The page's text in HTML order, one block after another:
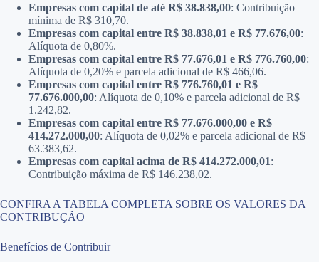
Empresas com capital de até R$ 38.838,00: Contribuição
mínima de R$ 310,70.
Empresas com capital entre R$ 38.838,01 e R$ 77.676,00:
Alíquota de 0,80%.
Empresas com capital entre R$ 77.676,01 e R$ 776.760,00:
Alíquota de 0,20% e parcela adicional de R$ 466,06.
Empresas com capital entre R$ 776.760,01 e R$
77.676.000,00: Alíquota de 0,10% e parcela adicional de R$
1.242,82.
Empresas com capital entre R$ 77.676.000,00 e R$
414.272.000,00: Alíquota de 0,02% e parcela adicional de R$
63.383,62.
Empresas com capital acima de R$ 414.272.000,01:
Contribuição máxima de R$ 146.238,02​.
CONFIRA A TABELA COMPLETA SOBRE OS VALORES DA
CONTRIBUÇÃO
Benefícios de Contribuir